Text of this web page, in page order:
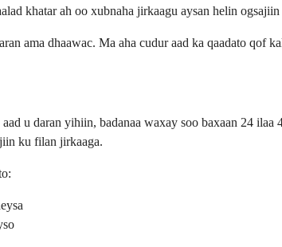
khatar ah oo xubnaha jirkaagu aysan helin
ama dhaawac. Ma aha cudur aad ka qaadato qof
u daran yihiin, badanaa waxay soo baxaan 24
ku filan jirkaaga.